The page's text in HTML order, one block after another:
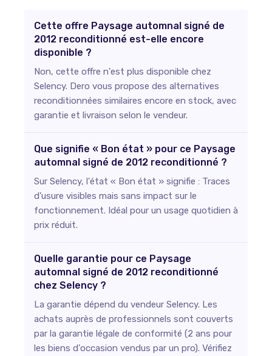
Cette offre Paysage automnal signé de
2012 reconditionné est-elle encore
disponible ?
Non, cette offre n'est plus disponible chez
Selency. Dero vous propose des alternatives
reconditionnées similaires encore en stock, avec
garantie et livraison selon le vendeur.
Que signifie « Bon état » pour ce Paysage
automnal signé de 2012 reconditionné ?
Sur Selency, l'état « Bon état » signifie : Traces
d'usure visibles mais sans impact sur le
fonctionnement. Idéal pour un usage quotidien à
prix réduit.
Quelle garantie pour ce Paysage
automnal signé de 2012 reconditionné
chez Selency ?
La garantie dépend du vendeur Selency. Les
achats auprès de professionnels sont couverts
par la garantie légale de conformité (2 ans pour
les biens d'occasion vendus par un pro). Vérifiez